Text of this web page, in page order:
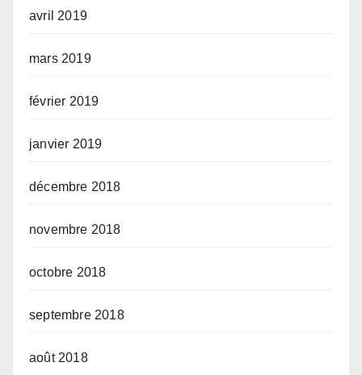
avril 2019
mars 2019
février 2019
janvier 2019
décembre 2018
novembre 2018
octobre 2018
septembre 2018
août 2018